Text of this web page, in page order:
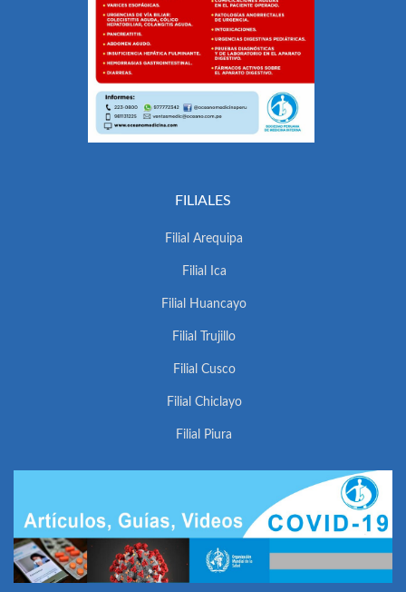
FILIALES
Filial Arequipa
Filial Ica
Filial Huancayo
Filial Trujillo
Filial Cusco
Filial Chiclayo
Filial Piura